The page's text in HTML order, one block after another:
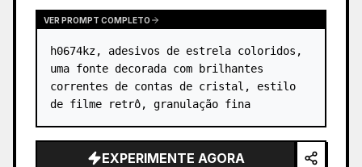
VER PROMPT COMPLETO
h0674kz, adesivos de estrela coloridos,
uma fonte decorada com brilhantes
correntes de contas de cristal, estilo
de filme retrô, granulação fina
EXPERIMENTE AGORA